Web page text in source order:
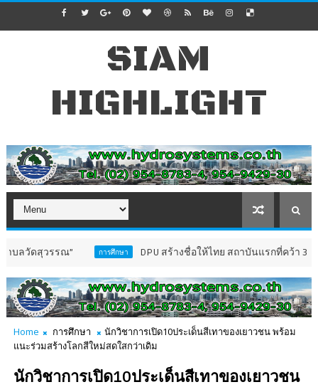
SIAM
HIGHLIGHT
ณ” การศึกษา DPU สร้างชื่อให้ไทย สถาบันแรกที่คว้า 3 รางวัลระดับโ
Home การศึกษา
นักวิชาการเปิด10ประเด็นสีเทาของเยาวชน พร้อม
แนะร่วมสร้างโลกสีใหม่สดใสกว่าเดิม
นักวิชาการเปิด10ประเด็นสีเทาของเยาวชน